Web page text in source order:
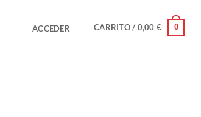
ACCEDER CARRITO / 0,00 € 0